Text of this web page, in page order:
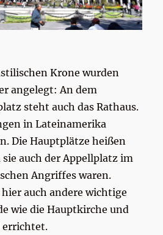
Krone wurden
angelegt: An dem
steht auch das Rathaus.
in Lateinamerika
Die Hauptplätze heißen
sie auch der Appellplatz im
Angriffes waren.
auch andere wichtige
wie die Hauptkirche und
errichtet.